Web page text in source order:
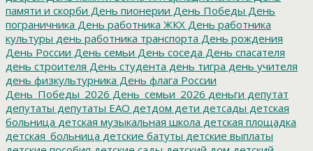
памяти и скорби День пионерии День Победы День
пограничника День работника ЖКХ День работника
культуры день работника транспорта День рождения
День России День семьи День соседа День спасателя
день строителя День студента день тигра день учителя
день физкультурника День флага России
День_Победы_2026 День_семьи_2026 деньги депутат
депутаты депутаты ЕАО детдом дети детсады детская
больница детская музыкальная школа детская площадка
детская_больница детские батуты детские выплаты